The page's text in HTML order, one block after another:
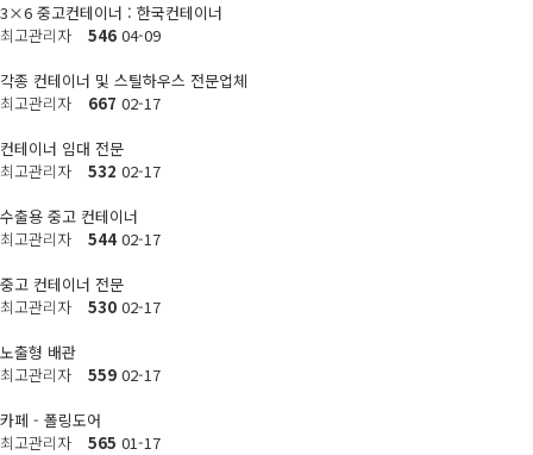
3×6 중고컨테이너 : 한국컨테이너
최고관리자
546 04-09
각종 컨테이너 및 스틸하우스 전문업체
최고관리자
667 02-17
컨테이너 임대 전문
최고관리자
532 02-17
수출용 중고 컨테이너
최고관리자
544 02-17
중고 컨테이너 전문
최고관리자
530 02-17
노출형 배관
최고관리자
559 02-17
카페 - 폴링도어
최고관리자
565 01-17